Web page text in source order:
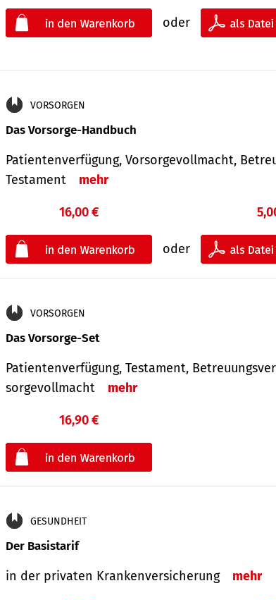
oder
VORSORGEN
Das Vorsorge-Handbuch
Patientenverfügung, Vorsorgevollmacht,
Testament
mehr
16,00 €
oder
VORSORGEN
Das Vorsorge-Set
Patienten­ver­fügung, Testa­ment,
sorge­voll­macht
mehr
16,90 €
GESUNDHEIT
Der Basistarif
in der privaten Kran­ken­ver­siche­rung mehr